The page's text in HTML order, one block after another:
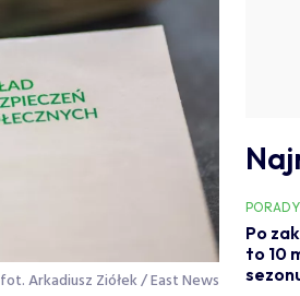
fot. Arkadiusz Ziółek / East News
PORADY
Po
to 10